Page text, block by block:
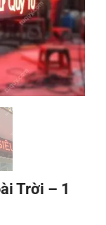
Trời – 1